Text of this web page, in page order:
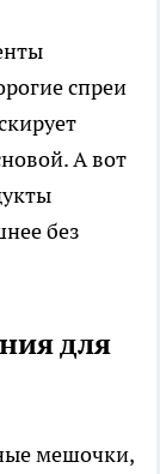
спреи
А вот
без
для
мешочки,